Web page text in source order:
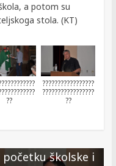
a potom su
stola. (KT)
??
?????????????????
?????????????????
??
Next →
Pastoralna
početku školske i